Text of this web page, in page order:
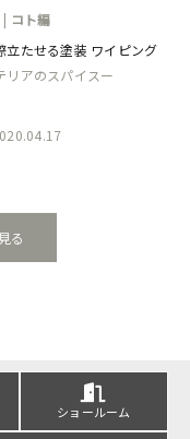
コト編
立たせる塗装 ワイピング
リアのスパイスー
る
ショールーム